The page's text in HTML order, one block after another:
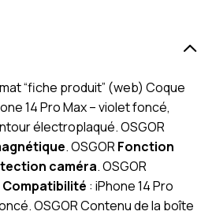
“fiche produit” (web) Coque
14 Pro Max – violet foncé,
électroplaqué. OSGOR
. OSGORFonction
caméra. OSGOR
Compatibilité : iPhone 14 Pro
OSGOR Contenu de la boîte